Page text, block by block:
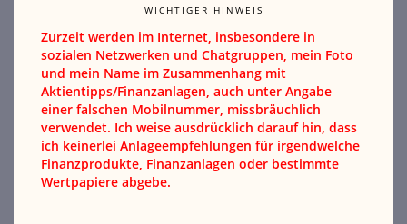
WICHTIGER HINWEIS
Zurzeit werden im Internet, insbesondere in
sozialen Netzwerken und Chatgruppen, mein Foto
und mein Name im Zusammenhang mit
Aktientipps/Finanzanlagen, auch unter Angabe
einer falschen Mobilnummer, missbräuchlich
verwendet. Ich weise ausdrücklich darauf hin, dass
ich keinerlei Anlageempfehlungen für irgendwelche
Finanzprodukte, Finanzanlagen oder bestimmte
Wertpapiere abgebe.